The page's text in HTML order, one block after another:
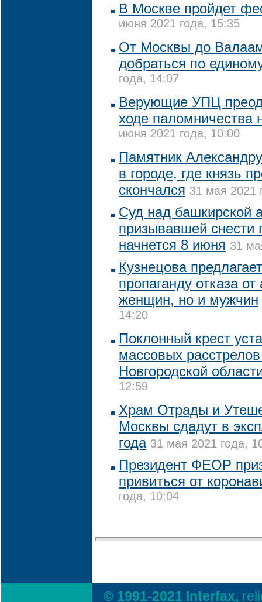
В Москве пройдет
июня 2021 года, 15:35
От Москвы до
добраться по
года, 14:07
Верующие УПЦ
ходе паломничества
июня 2021 года, 10:00
Памятник
в городе, где князь
скончался 31 мая 2021
Суд над башкирской
призывавшей снести
начнется 8 июня 31
Кузнецова
пропаганду отказа
женщин, но и мужчин
14:20
Поклонный крест
массовых
Новгородской
12:59
Храм Отрады и
Москвы сдадут в
года 31 мая 2021 года,
Президент ФЕОР
привиться от
года, 10:04
© 1991-2021 Interfax,